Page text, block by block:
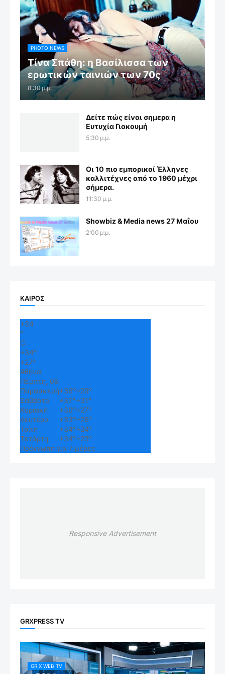
PHOTO NEWS
Τίνα Σπάθη: η Βασίλισσα των
ερωτικών ταινιών των 70ς
8:30 μ.μ.
Δείτε πώς είναι σημερα η
Ευτυχία Γιακουμή
5:30 μ.μ.
Οι 10 πιο εμπορικοί Έλληνες
καλλιτέχνες από το 1960 μέχρι
σήμερα.
11:30 μ.μ.
Showbiz & Media news 27 Μαΐου
2:00 μ.μ.
ΚΑΙΡΟΣ
+34
°
C
+34°
+27°
Αθήνα
Πέμπτη, 06
Παρασκευή+36°+29°
Σάββατο
+37°+31°
Κυριακή
+36°+27°
Δευτέρα
+33°+26°
Τρίτη
+34°+24°
Τετάρτη
+34°+23°
Πρόγνωση για 7 μέρες
Responsive Advertisement
GRXPRESS TV
GR X WEB TV